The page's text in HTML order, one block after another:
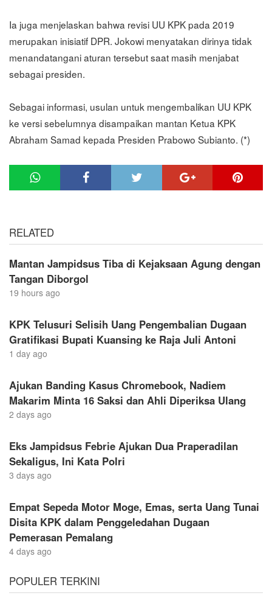
Ia juga menjelaskan bahwa revisi UU KPK pada 2019
merupakan inisiatif DPR. Jokowi menyatakan dirinya tidak
menandatangani aturan tersebut saat masih menjabat
sebagai presiden.
Sebagai informasi, usulan untuk mengembalikan UU KPK
ke versi sebelumnya disampaikan mantan Ketua KPK
Abraham Samad kepada Presiden Prabowo Subianto. (*)
RELATED
Mantan Jampidsus Tiba di Kejaksaan Agung dengan
Tangan Diborgol
19 hours ago
KPK Telusuri Selisih Uang Pengembalian Dugaan
Gratifikasi Bupati Kuansing ke Raja Juli Antoni
1 day ago
Ajukan Banding Kasus Chromebook, Nadiem
Makarim Minta 16 Saksi dan Ahli Diperiksa Ulang
2 days ago
Eks Jampidsus Febrie Ajukan Dua Praperadilan
Sekaligus, Ini Kata Polri
3 days ago
Empat Sepeda Motor Moge, Emas, serta Uang Tunai
Disita KPK dalam Penggeledahan Dugaan
Pemerasan Pemalang
4 days ago
POPULER TERKINI